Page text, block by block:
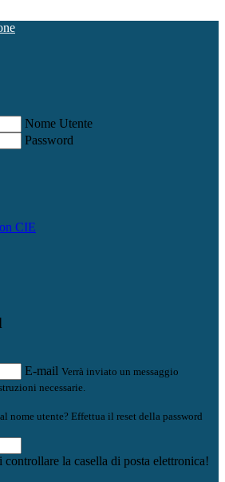
Nome Utente
Password
CIE
E-mail Verrà inviato un messaggio
necessarie.
nome utente? Effettua il reset della password
la casella di posta elettronica!